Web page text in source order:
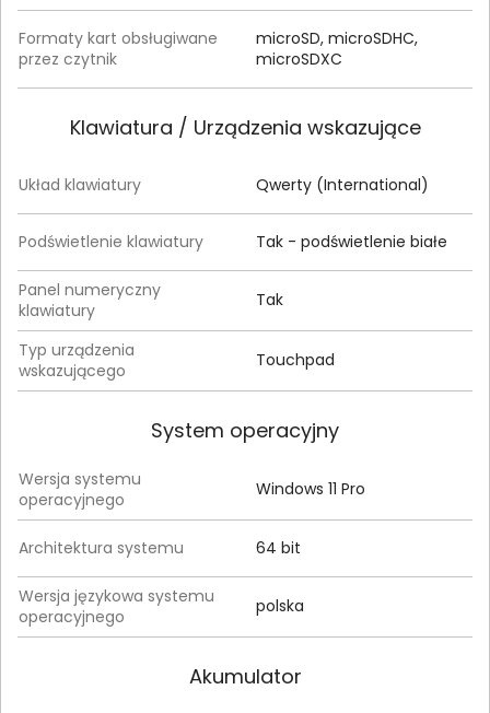
Formaty kart obsługiwane
przez czytnik
microSD, microSDHC,
microSDXC
Klawiatura / Urządzenia wskazujące
Układ klawiatury Qwerty (International)
Podświetlenie klawiatury Tak - podświetlenie białe
Panel numeryczny
klawiatury
Tak
Typ urządzenia
wskazującego
Touchpad
System operacyjny
Wersja systemu
operacyjnego
Windows 11 Pro
Architektura systemu 64 bit
Wersja językowa systemu
operacyjnego
polska
Akumulator